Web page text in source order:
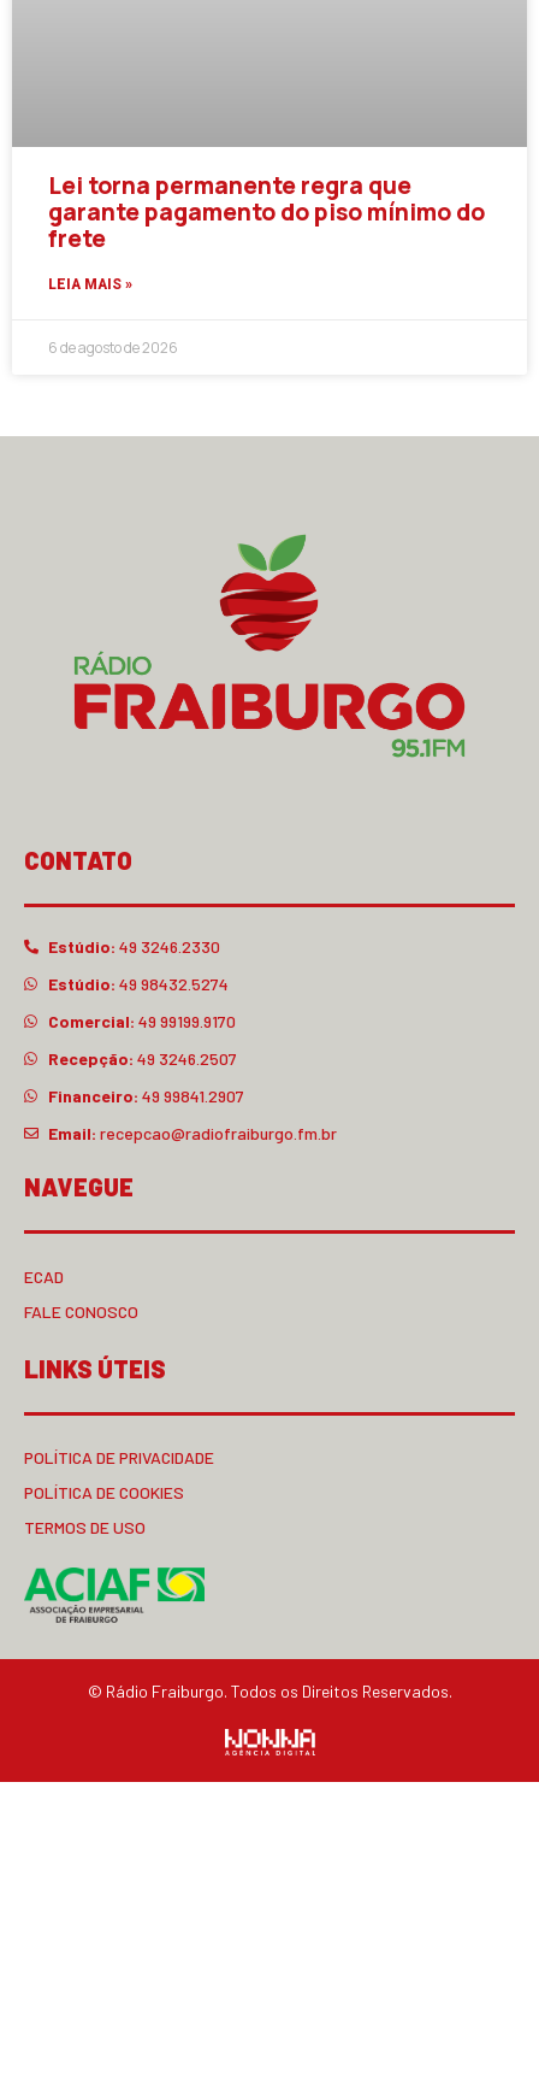
Lei torna permanente regra que
garante pagamento do piso mínimo do
frete
LEIA MAIS »
6 de agosto de 2026
CONTATO
Estúdio: 49 3246.2330
Estúdio: 49 98432.5274
Comercial: 49 99199.9170
Recepção: 49 3246.2507
Financeiro: 49 99841.2907
Email: recepcao@radiofraiburgo.fm.br
NAVEGUE
ECAD
FALE CONOSCO
LINKS ÚTEIS
POLÍTICA DE PRIVACIDADE
POLÍTICA DE COOKIES
TERMOS DE USO
© Rádio Fraiburgo. Todos os Direitos Reservados.